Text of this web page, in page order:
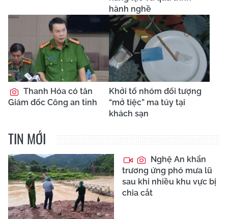
hành nghề
Thanh Hóa có tân
Giám đốc Công an tỉnh
Khởi tố nhóm đối tượng
“mở tiệc” ma túy tại
khách sạn
TIN MỚI
Nghệ An khẩn
trương ứng phó mưa lũ
sau khi nhiều khu vực bị
chia cắt